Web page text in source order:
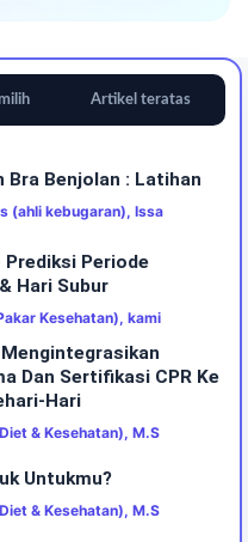
Artikel teratas
Bra Benjolan : Latihan
(ahli kebugaran), Issa
Periode
Hari Subur
Kesehatan), kami
Dan Sertifikasi CPR Ke
Hari
& Kesehatan), M.S
Untukmu?
& Kesehatan), M.S